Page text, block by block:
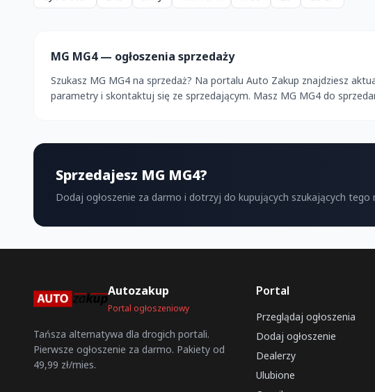
MG MG4 — ogłoszenia sprzedaży
Szukasz MG MG4 na sprzedaż? Na portalu Auto Zakup znajdziesz
parametry i skontaktuj się ze sprzedającym. Masz MG MG4 do
Sprzedajesz MG MG4?
Dodaj ogłoszenie za darmo i dotrzyj do kupujących szukających tego
Autozakup
Portal ogłoszeniowy
Tańsza alternatywa dla drogich portali.
Pierwsze ogłoszenie za darmo. Pakiety od
49,99 zł/mies.
Portal
Przeglądaj ogłoszenia
Dodaj ogłoszenie
Dealerzy
Ulubione